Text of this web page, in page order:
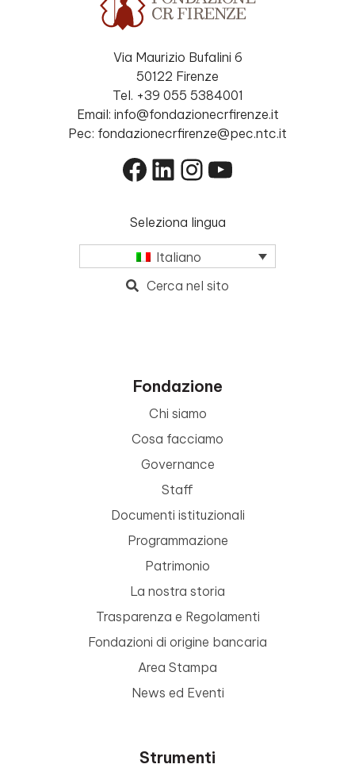
Via Maurizio Bufalini 6
50122 Firenze
Tel. +39 055 5384001
Email: info@fondazionecrfirenze.it
Pec: fondazionecrfirenze@pec.ntc.it
Facebook
LinkedIn
Instagram
YouTube
Seleziona lingua
Italiano
Cerca nel sito
Fondazione
Chi siamo
Cosa facciamo
Governance
Staff
Documenti istituzionali
Programmazione
Patrimonio
La nostra storia
Trasparenza e Regolamenti
Fondazioni di origine bancaria
Area Stampa
News ed Eventi
Strumenti